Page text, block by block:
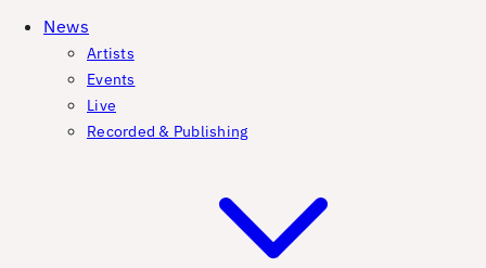
News
Artists
Events
Live
Recorded & Publishing